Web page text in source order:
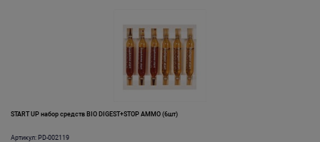
START UP набор средств BIO DIGEST+STOP AMMO (6шт)
Артикул: PD-002119